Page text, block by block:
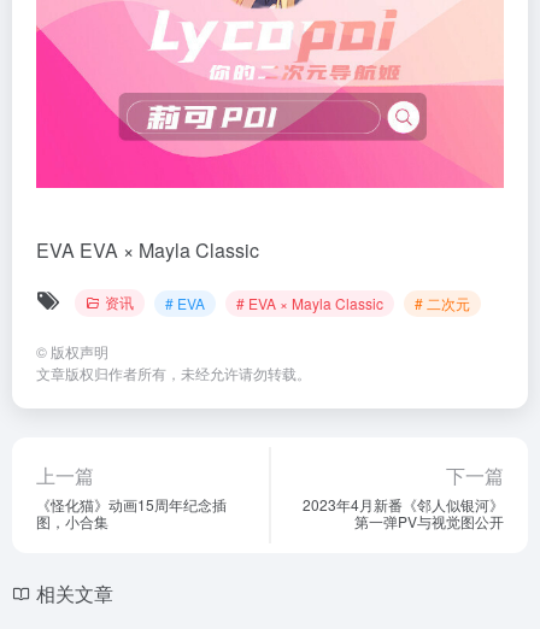
EVA EVA × Mayla Classic
资讯 # EVA # EVA × Mayla Classic # 二次元
© 版权声明
文章版权归作者所有，未经允许请勿转载。
上一篇
《怪化猫》动画15周年纪念插
图，小合集
下一篇
2023年4月新番《邻人似银河》
第一弹PV与视觉图公开
相关文章